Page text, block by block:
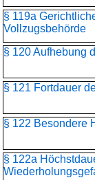
§ 119a
Vollzugsbehörde
§ 120 Aufhebung
§ 121 Fortdauer
§ 122 Besondere
§ 122a